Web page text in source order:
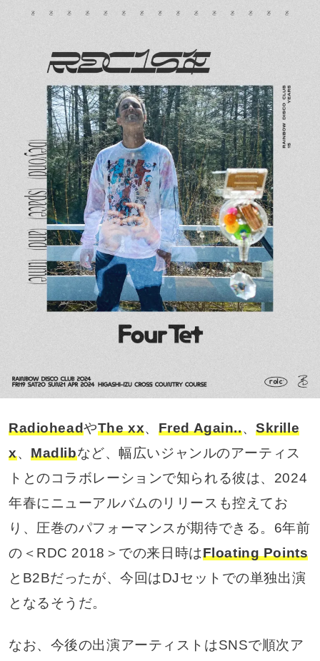
RadioheadやThe xx、 Fred Again..、Skrille
x、Madlibなど、幅広いジャンルのアーティス
トとのコラボレーションで知られる彼は、2024
年春にニューアルバムのリリースも控えてお
り、圧巻のパフォーマンスが期待できる。6年前
の＜RDC 2018＞での来日時はFloating Points
とB2Bだったが、今回はDJセットでの単独出演
となるそうだ。
なお、今後の出演アーティストはSNSで順次ア